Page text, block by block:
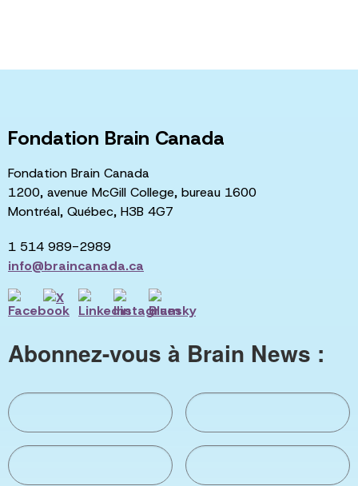
Fondation Brain Canada
Fondation Brain Canada
1200, avenue McGill College, bureau 1600
Montréal, Québec, H3B 4G7
1 514 989-2989
info@braincanada.ca
Abonnez-vous à Brain News :